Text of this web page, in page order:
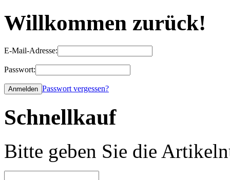
Willkommen zurück!
E-Mail-Adresse:
Passwort:
Passwort vergessen?
Schnellkauf
Bitte geben Sie die